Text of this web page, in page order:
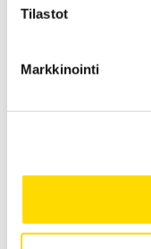
Tilastot
Markkinointi
2010 Tommi
Vuoden
2026 Marko